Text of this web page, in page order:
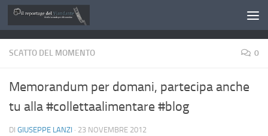
Salta al contenuto
SCATTO DEL MOMENTO 0
Memorandum per domani, partecipa anche
tu alla #collettaalimentare #blog
DI GIUSEPPE LANZI · 23 NOVEMBRE 2012